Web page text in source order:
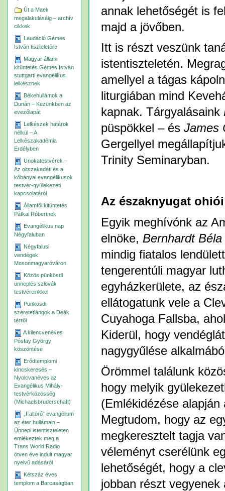
Út a Maek
megalakulásáig – archív
cikkek
Laudáció Gémes
István tiszteletére
Magyar állami
kitüntetés Gémes István
stuttgarti evangélikus
lelkésznek
Békehullámok a
Dunán – Kezünkben az
evezőlapát
Lelkészek határok
nélkül – A
Lelkészakadémia
Erdélyben
Unokatestvérek –
Az oltszakadáti és a
kőbányai evangélikusok
testvér-gyülekezeti
kapcsolatáról
Államfői kitüntetés
Pátkai Róbertnek
Evangélikus nap
Négyfaluban
Négyfalusi
vendégek
Mosonmagyaróváron
Közös pünkösdi
ünneplés szlovák
testvéreinkkel
Pünkösdi
szeretetlángok a Deák
térről
A kilencvenéves
Pósfay György
köszöntése
Erődtemplomi
kincskeresés –
Nyolcvanéves az
Evangélikus Mihály-
testvérközösség
(Michaelsbruderschaft)
„Faltörő” evangélium
az éter hullámain –
Ünnepi istentiszteleten
emlékeztek meg a
Trans World Radio
ötven éve indult magyar
nyelvű adásáról
Kétszáz éves
templom a Barcaságban
annak lehetőségét is
majd a jövőben.
Itt is részt veszünk
istentiszteletén.
amellyel a tágas
liturgiában mind
kapnak. Tárgyalásaink
püspökkel – ésJames
Gergellyel
Trinity Seminaryban.
Az északnyugat
Egyik meghívónk az
elnöke, Bernhardt Béla
mindig fiatalos
tengerentúli magyar
egyházkerülete, az
ellátogatunk vele a
Cuyahoga Fallsba,
Kiderül, hogy
nagygyűlése
Örömmel találunk
hogy melyik
(Emlékidézése
Megtudom, hogy az
megkeresztelt tagja
véleményt cserélünk
lehetőségét, hogy a
jobban részt